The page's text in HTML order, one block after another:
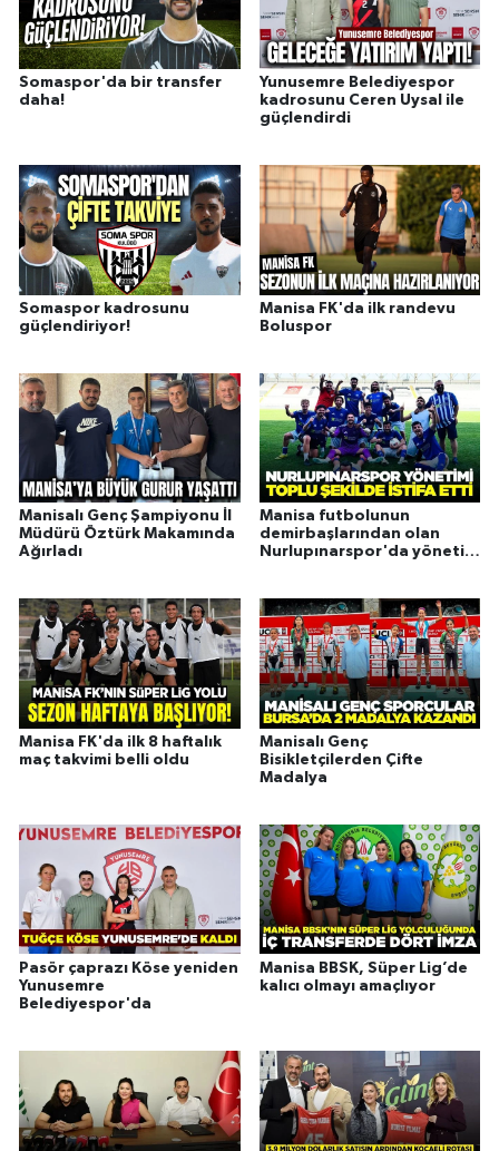
Somaspor'da bir transfer
daha!
Yunusemre Belediyespor
kadrosunu Ceren Uysal ile
güçlendirdi
Somaspor kadrosunu
güçlendiriyor!
Manisa FK'da ilk randevu
Boluspor
Manisalı Genç Şampiyonu İl
Müdürü Öztürk Makamında
Ağırladı
Manisa futbolunun
demirbaşlarından olan
Nurlupınarspor'da yönetim
Manisa FK'da ilk 8 haftalık
maç takvimi belli oldu
Manisalı Genç
Bisikletçilerden Çifte
Madalya
Pasör çaprazı Köse yeniden
Yunusemre
Belediyespor'da
Manisa BBSK, Süper Lig’de
kalıcı olmayı amaçlıyor